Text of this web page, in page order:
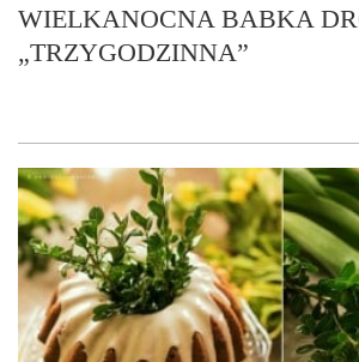
WIELKANOCNA BABKA
„TRZYGODZINNA”